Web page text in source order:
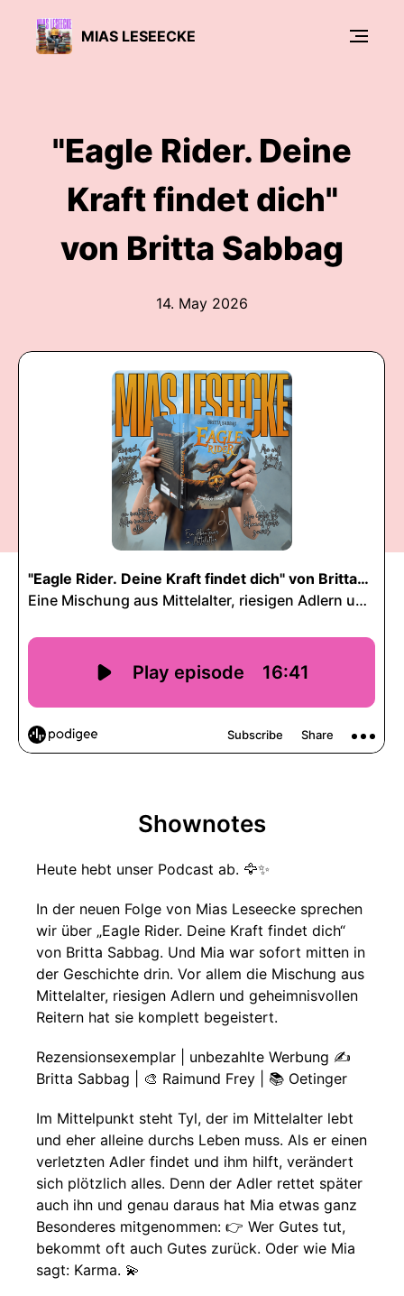
MIAS LESEECKE
"Eagle Rider. Deine
Kraft findet dich"
von Britta Sabbag
14. May 2026
Shownotes
Heute hebt unser Podcast ab. 🦅✨
In der neuen Folge von Mias Leseecke sprechen
wir über „Eagle Rider. Deine Kraft findet dich“
von Britta Sabbag. Und Mia war sofort mitten in
der Geschichte drin. Vor allem die Mischung aus
Mittelalter, riesigen Adlern und geheimnisvollen
Reitern hat sie komplett begeistert.
Rezensionsexemplar | unbezahlte Werbung ✍️
Britta Sabbag | 🎨 Raimund Frey | 📚 Oetinger
Im Mittelpunkt steht Tyl, der im Mittelalter lebt
und eher alleine durchs Leben muss. Als er einen
verletzten Adler findet und ihm hilft, verändert
sich plötzlich alles. Denn der Adler rettet später
auch ihn und genau daraus hat Mia etwas ganz
Besonderes mitgenommen: 👉 Wer Gutes tut,
bekommt oft auch Gutes zurück. Oder wie Mia
sagt: Karma. 💫